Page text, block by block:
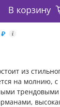
В корзину
₽ i
из
на молнию,